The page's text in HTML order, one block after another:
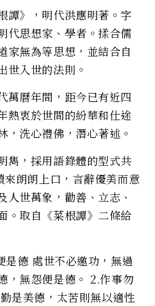
譚》，明代洪應明著。字
代思想家、學者。揉合儒
家無為等思想，並結合自
世入世的法則。
萬曆年間，距今已有近四
熱衷於世間的紛華和仕途
，洗心禮佛，潛心著述。
雋，採用語錄體的型式共
朗朗上口，言辭優美而意
人世萬象，勸善、立志、
。取自《菜根譚》二條給
德 處世不必邀功，無過
，無怨便是德。 2.作事勿
是美德，太苦則無以適性